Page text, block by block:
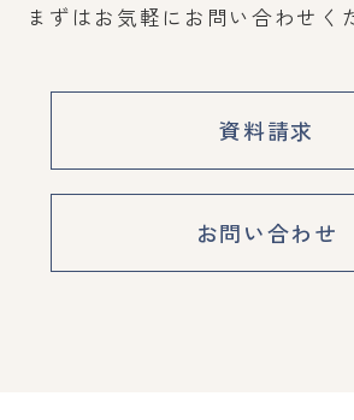
まずはお気軽にお問い合わせく
資料請求
お問い合わせ